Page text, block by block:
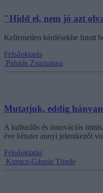
"Hidd el, nem jó azt
Kellemetlen kérdésekbe futott
Felsőoktatás
Palotás Zsuzsanna
Mutatjuk, eddig
A kulturális és innovációs
éve kétszer annyi jelentkezőt
Felsőoktatás
Kurucz-Gáspár Tünde